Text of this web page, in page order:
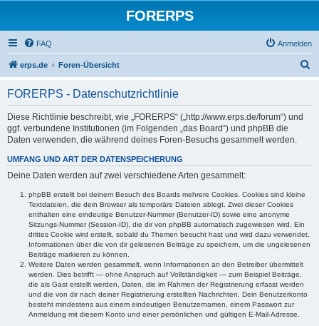
FORERPS
FAQ Anmelden
erps.de Foren-Übersicht
FORERPS - Datenschutzrichtlinie
Diese Richtlinie beschreibt, wie „FORERPS“ („http://www.erps.de/forum“) und
ggf. verbundene Institutionen (im Folgenden „das Board“) und phpBB die
Daten verwenden, die während deines Foren-Besuchs gesammelt werden.
UMFANG UND ART DER DATENSPEICHERUNG
Deine Daten werden auf zwei verschiedene Arten gesammelt:
phpBB erstellt bei deinem Besuch des Boards mehrere Cookies. Cookies sind kleine
Textdateien, die dein Browser als temporäre Dateien ablegt. Zwei dieser Cookies
enthalten eine eindeutige Benutzer-Nummer (Benutzer-ID) sowie eine anonyme
Sitzungs-Nummer (Session-ID), die dir von phpBB automatisch zugewiesen wird. Ein
drittes Cookie wird erstellt, sobald du Themen besucht hast und wird dazu verwendet,
Informationen über die von dir gelesenen Beiträge zu speichern, um die ungelesenen
Beiträge markieren zu können.
Weitere Daten werden gesammelt, wenn Informationen an den Betreiber übermittelt
werden. Dies betrifft — ohne Anspruch auf Vollständigkeit — zum Beispiel Beiträge,
die als Gast erstellt werden, Daten, die im Rahmen der Registrierung erfasst werden
und die von dir nach deiner Registrierung erstellten Nachrichten. Dein Benutzerkonto
besteht mindestens aus einem eindeutigen Benutzernamen, einem Passwort zur
Anmeldung mit diesem Konto und einer persönlichen und gültigen E-Mail-Adresse.